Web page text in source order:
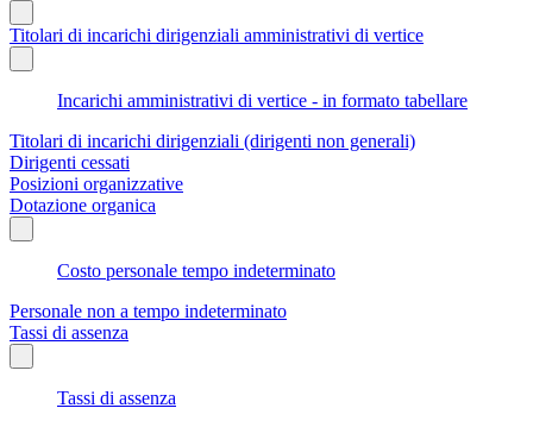
Titolari di incarichi dirigenziali amministrativi di vertice
Incarichi amministrativi di vertice - in formato tabellare
Titolari di incarichi dirigenziali (dirigenti non generali)
Dirigenti cessati
Posizioni organizzative
Dotazione organica
Costo personale tempo indeterminato
Personale non a tempo indeterminato
Tassi di assenza
Tassi di assenza